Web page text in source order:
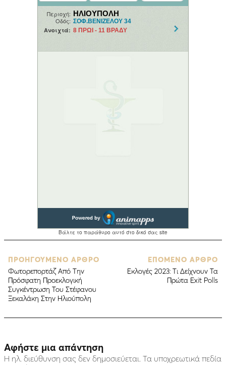
ΠΡΟΗΓΟΥΜΕΝΟ ΑΡΘΡΟ
Φωτορεπορτάζ Από Την
Πρόσφατη Προεκλογική
Συγκέντρωση Του Στέφανου
Ξεκαλάκη Στην Ηλιούπολη
ΕΠΟΜΕΝΟ ΑΡΘΡΟ
Εκλογές 2023: Τι Δείχνουν Τα
Πρώτα Εxit Polls
Αφήστε μια απάντηση
Η ηλ. διεύθυνση σας δεν δημοσιεύεται. Τα υποχρεωτικά πεδία